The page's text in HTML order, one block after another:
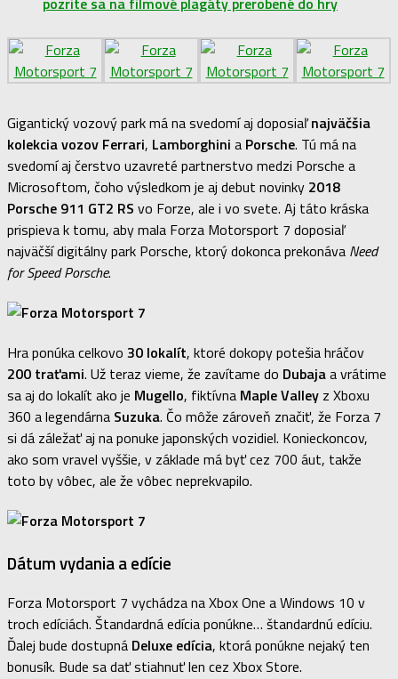
Gigantický vozový park má na svedomí aj doposiaľnajväčšia
kolekcia vozov Ferrari, Lamborghini a Porsche. Tú má na
svedomí aj čerstvo uzavreté partnerstvo medzi Porsche a
Microsoftom, čoho výsledkom je aj debut novinky 2018
Porsche 911 GT2 RS vo Forze, ale i vo svete. Aj táto kráska
prispieva k tomu, aby mala Forza Motorsport 7 doposiaľ
najväčší digitálny park Porsche, ktorý dokonca prekonáva Need
for Speed Porsche.
Hra ponúka celkovo 30 lokalít, ktoré dokopy potešia hráčov
200 traťami. Už teraz vieme, že zavítame do Dubajaa vrátime
sa aj do lokalít ako je Mugello, fiktívna Maple Valley z Xboxu
360 a legendárna Suzuka. Čo môže zároveň značiť, že Forza 7
si dá záležať aj na ponuke japonských vozidiel. Konieckoncov,
ako som vravel vyššie, v základe má byť cez 700 áut, takže
toto by vôbec, ale že vôbec neprekvapilo.
Dátum vydania a edície
Forza Motorsport 7 vychádza na Xbox One a Windows 10 v
troch edíciách. Štandardná edícia ponúkne… štandardnú edíciu.
Ďalej bude dostupná Deluxe edícia, ktorá ponúkne nejaký ten
bonusík. Bude sa dať stiahnuť len cez Xbox Store.